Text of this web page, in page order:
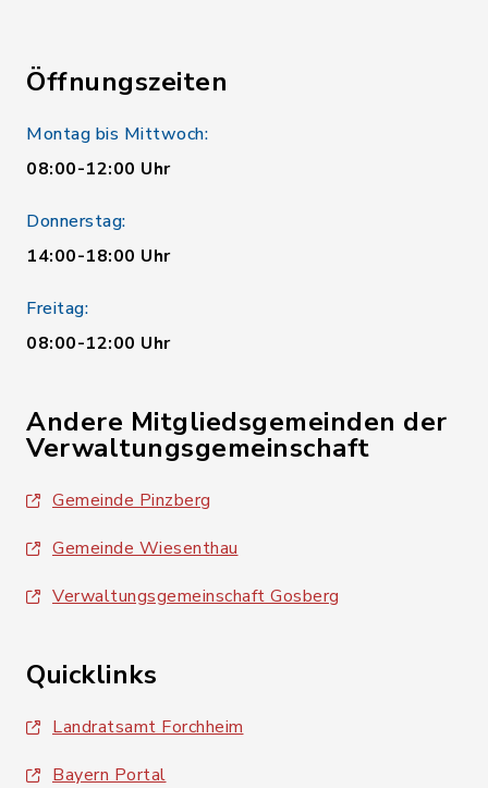
Öffnungszeiten
Montag bis Mittwoch:
08:00-12:00 Uhr
Donnerstag:
14:00-18:00 Uhr
Freitag:
08:00-12:00 Uhr
Andere Mitgliedsgemeinden der
Verwaltungsgemeinschaft
Gemeinde Pinzberg
Gemeinde Wiesenthau
Verwaltungsgemeinschaft Gosberg
Quicklinks
Landratsamt Forchheim
Bayern Portal